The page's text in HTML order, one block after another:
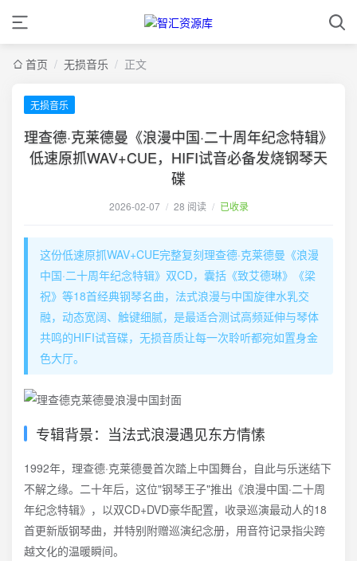
首页 / 无损音乐 / 正文
无损音乐
理查德·克莱德曼《浪漫中国·二十周年纪念特辑》
低速原抓WAV+CUE，HIFI试音必备发烧钢琴天
碟
2026-02-07 / 28 阅读 / 已收录
这份低速原抓WAV+CUE完整复刻理查德·克莱德曼《浪漫
中国·二十周年纪念特辑》双CD，囊括《致艾德琳》《梁
祝》等18首经典钢琴名曲，法式浪漫与中国旋律水乳交
融，动态宽阔、触键细腻，是最适合测试高频延伸与琴体
共鸣的HIFI试音碟，无损音质让每一次聆听都宛如置身金
色大厅。
专辑背景：当法式浪漫遇见东方情愫
1992年，理查德·克莱德曼首次踏上中国舞台，自此与乐迷结下
不解之缘。二十年后，这位"钢琴王子"推出《浪漫中国·二十周
年纪念特辑》，以双CD+DVD豪华配置，收录巡演最动人的18
首更新版钢琴曲，并特别附赠巡演纪念册，用音符记录指尖跨
越文化的温暖瞬间。